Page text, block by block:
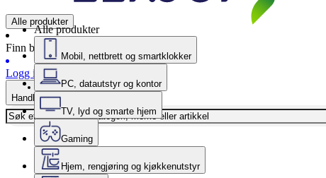
Alle produkter
Finn butikk
Logg inn
Handlekurv
Alle produkter
Mobil, nettbrett og smartklokker
PC, datautstyr og kontor
TV, lyd og smarte hjem
Gaming
Hjem, rengjøring og kjøkkenutstyr